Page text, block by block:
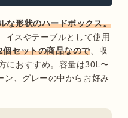
な形状のハードボックス。
イスやテーブルとして使用
個セットの商品なので、収
におすすめ。容量は30L〜
、グレーの中からお好み